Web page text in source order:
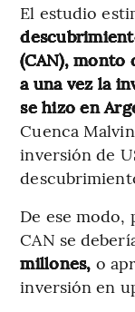
El estudio
(CAN), monto
a una vez la
se hizo en
Cuenca
inversión de
De ese modo,
CAN se
millones, o
inversión en